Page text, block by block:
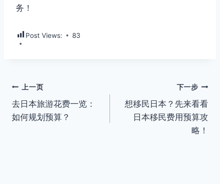
务！
Post Views: 83
文
章
上一页
去日本旅游花费一览：
如何规划预算？
下一步
想移民日本？先来看看
日本移民费用预算攻
略！